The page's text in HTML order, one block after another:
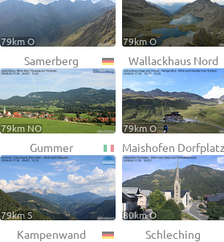
79km O 79km O
Samerberg
79km NO
Wallackhaus Nord
79km O
Gummer
79km S
Maishofen Dorfplatz
80km O
Kampenwand Schleching